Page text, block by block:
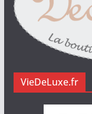
VieDeLuxe.fr